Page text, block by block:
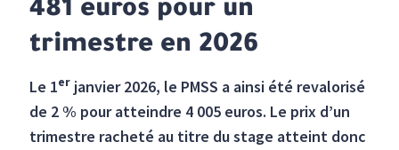
481 euros pour un
trimestre en 2026
Le 1er janvier 2026, le PMSS a ainsi été revalorisé
de 2 % pour atteindre 4 005 euros. Le prix d’un
trimestre racheté au titre du stage atteint donc